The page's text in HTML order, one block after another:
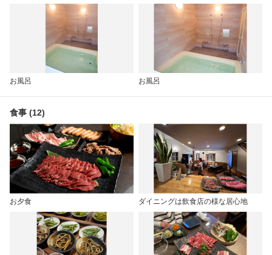
お風呂 お風呂
食事 (12)
お夕食 ダイニングは飲食店の様な居心地